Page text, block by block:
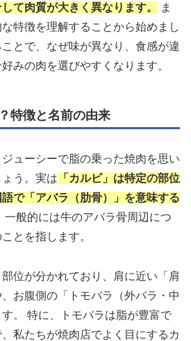
て肉質が大きく異なります。
ま
特徴を理解することから始めまし
とで、なぜ味が異なり、食感が違
みの肉を選びやすくなります。
特徴と名前の由来
ジューシーで脂の乗った焼肉を思い
う。実は 「カルビ」は特定の部位
で「アバラ（肋骨）」を意味する
一般的には牛のアバラ骨周辺につ
とを指します。
位が分かれており、肩に近い「肩
お腹側の「トモバラ（外バラ・中
。 特に、トモバラは脂が豊富で
私たちが焼肉店でよく目にするカ